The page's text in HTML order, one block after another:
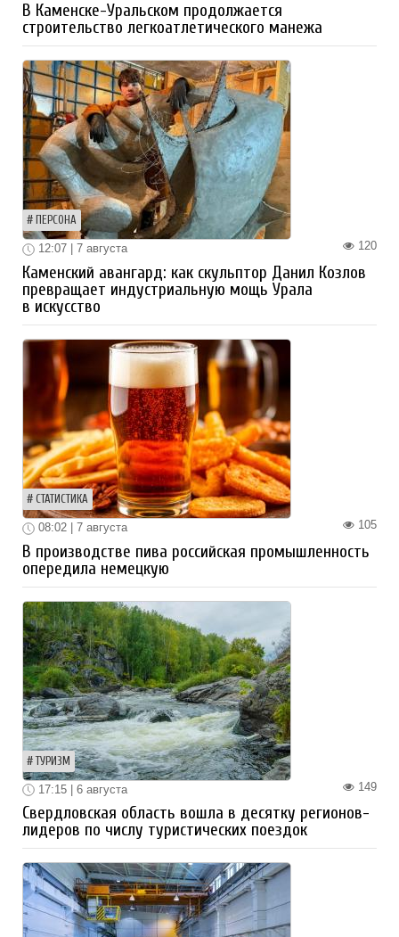
В Каменске-Уральском продолжается
строительство легкоатлетического манежа
ПЕРСОНА
120
12:07 | 7 августа
Каменский авангард: как скульптор Данил Козлов
превращает индустриальную мощь Урала
в искусство
СТАТИСТИКА
105
08:02 | 7 августа
В производстве пива российская промышленность
опередила немецкую
ТУРИЗМ
149
17:15 | 6 августа
Свердловская область вошла в десятку регионов-
лидеров по числу туристических поездок